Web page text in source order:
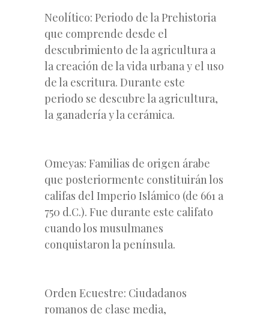
Neolítico: Periodo de la Prehistoria
que comprende desde el
descubrimiento de la agricultura a
la creación de la vida urbana y el uso
de la escritura. Durante este
periodo se descubre la agricultura,
la ganadería y la cerámica.
Omeyas: Familias de origen árabe
que posteriormente constituirán los
califas del Imperio Islámico (de 661 a
750 d.C.). Fue durante este califato
cuando los musulmanes
conquistaron la península.
Orden Ecuestre: Ciudadanos
romanos de clase media,